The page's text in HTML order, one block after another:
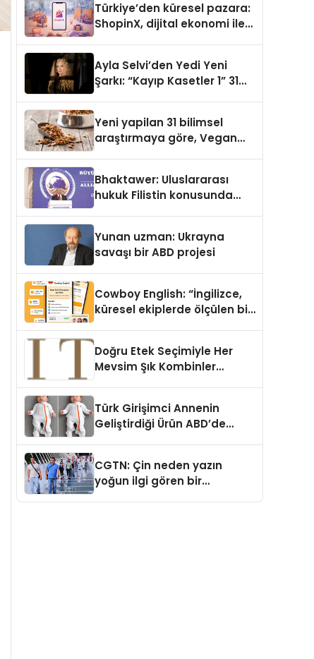
Türkiye’den küresel pazara:
ShopinX, dijital ekonomi ile
Ayla Selvi’den Yedi Yeni
Şarkı: “Kayıp Kasetler 1” 31
Yeni yapilan 31 bilimsel
araştırmaya göre, Vegan
Sindirildiğini Ortaya Koydu
Bhaktawer: Uluslararası
hukuk Filistin konusunda
Yunan uzman: Ukrayna
savaşı bir ABD projesi
Cowboy English: “İngilizce,
küresel ekiplerde ölçülen bir
Doğru Etek Seçimiyle Her
Mevsim Şık Kombinler
Türk Girişimci Annenin
Geliştirdiği Ürün ABD’de
Açısı Getiriyor.
CGTN: Çin neden yazın
yoğun ilgi gören bir